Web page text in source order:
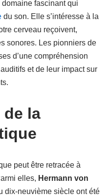
domaine fascinant qui
du son. Elle s’intéresse à la
cerveau reçoivent,
sonores. Les pionniers de
d’une compréhension
et de leur impact sur
de la
peut être retracée à
elles, Hermann von
dix-neuvième siècle ont été